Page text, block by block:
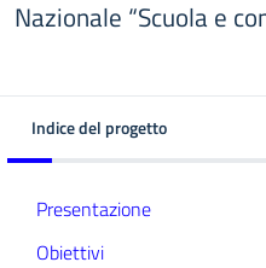
Nazionale “Scuola e
Indice del progetto
Presentazione
Obiettivi